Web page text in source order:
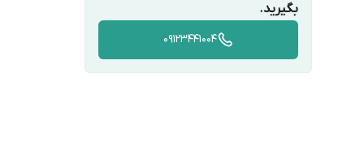
بگیرید.
09123441004